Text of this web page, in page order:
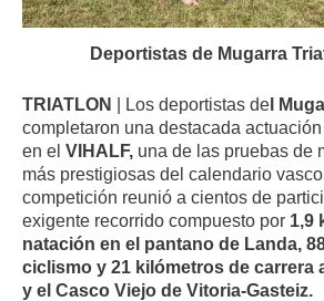
Deportistas de Mugarra
TRIATLON | Los deportistas del
completaron una destacada
en el VIHALF, una de las pruebas de
más prestigiosas del calendario
competición reunió a cientos de
exigente recorrido compuesto por 1,9
natación en el pantano de Landa,
ciclismo y 21 kilómetros de carrera
y el Casco Viejo de Vitoria-Gasteiz.